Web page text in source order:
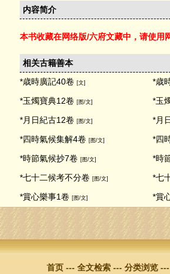
内容简介
本书收藏在网络版/六府文藏中，请使用
相关古籍善本
*歳時廣記40卷 [文]
*玉燭寶典12卷 [图/文]
*月日紀古12卷 [图/文]
*四時氣候集解4卷 [图/文]
*時節氣候抄7卷 [图/文]
*七十二候考不分卷 [图/文]
*賞心樂事1卷 [图/文]
*歳
*玉
*月
*四
*時
*七
*賞
首页 --- 全文检索 --- 分类浏览 ---